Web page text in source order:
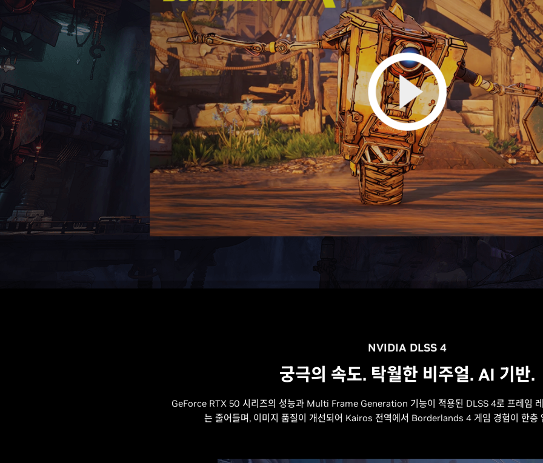
NVIDIA DLSS 4
궁극의 속도. 탁월한 비주얼. AI 기반.
GeForce RTX 50 시리즈의 성능과 Multi Frame Generation 기능이 적용된 DLSS 4로 프레임
는 줄어들며, 이미지 품질이 개선되어 Kairos 전역에서 Borderlands 4 게임 경험이 한층